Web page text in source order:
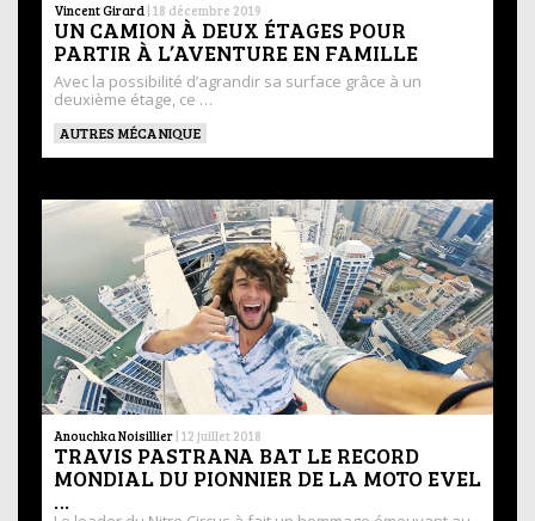
Vincent Girard | 18 décembre 2019
UN CAMION À DEUX ÉTAGES POUR
PARTIR À L’AVENTURE EN FAMILLE
Avec la possibilité d’agrandir sa surface grâce à un
deuxième étage, ce …
AUTRES MÉCANIQUE
Anouchka Noisillier | 12 juillet 2018
TRAVIS PASTRANA BAT LE RECORD
MONDIAL DU PIONNIER DE LA MOTO EVEL
…